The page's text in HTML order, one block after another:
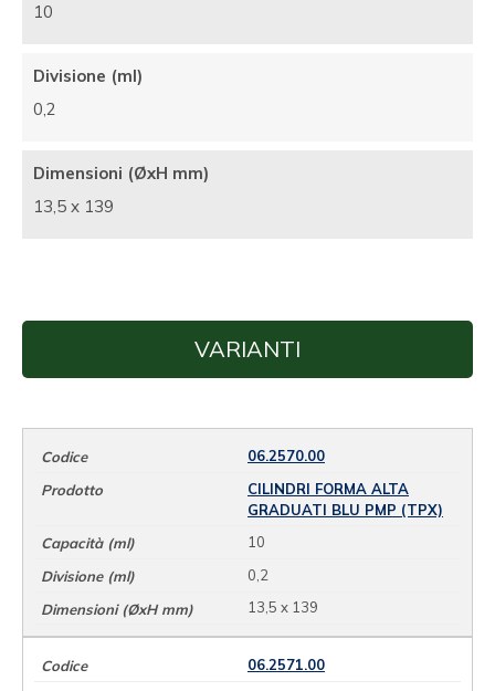
10
Divisione (ml)
0,2
Dimensioni (ØxH mm)
13,5 x 139
VARIANTI
06.2570.00
CILINDRI FORMA ALTA
GRADUATI BLU PMP (TPX)
10
0,2
13,5 x 139
06.2571.00